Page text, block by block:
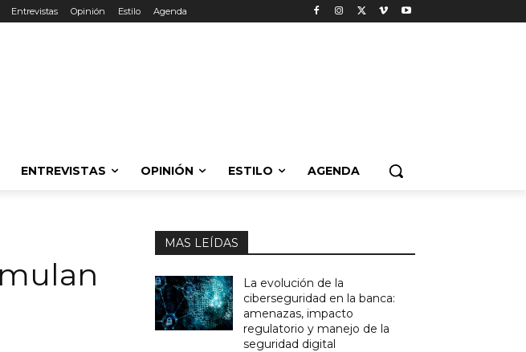
Entrevistas Opinión Estilo Agenda
ENTREVISTAS OPINIÓN ESTILO AGENDA
MAS LEÍDAS
La evolución de la
ciberseguridad en la banca:
amenazas, impacto
regulatorio y manejo de la
seguridad digital